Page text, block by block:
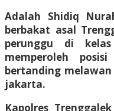
Adalah Shidiq
berbakat asal
perunggu di
memperoleh
bertanding melawan
jakarta.
Kapolres